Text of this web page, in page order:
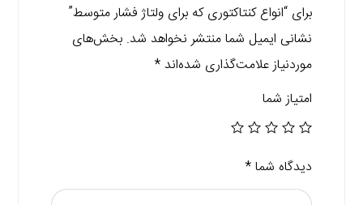
برای “انواع کنتاکتوری که برای ولتاژ فشار متوسط”
نشانی ایمیل شما منتشر نخواهد شد. بخش‌های
موردنیاز علامت‌گذاری شده‌اند*
امتیاز شما
دیدگاه شما*